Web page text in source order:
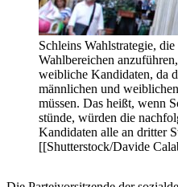
Schleins Wahlstrategie,
Wahlbereichen
weibliche Kandidaten, da
männlichen und
müssen. Das heißt, wenn
stünde, würden die
Kandidaten alle an dritter
[[Shutterstock/Davide